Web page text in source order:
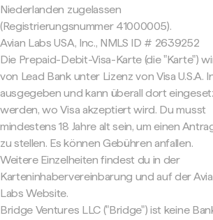
Niederlanden zugelassen
(Registrierungsnummer 41000005).
Avian Labs USA, Inc., NMLS ID # 2639252
Die Prepaid-Debit-Visa-Karte (die "Karte")
von Lead Bank unter Lizenz von Visa U.S.A.
ausgegeben und kann überall dort
werden, wo Visa akzeptiert wird. Du musst
mindestens 18 Jahre alt sein, um einen
zu stellen. Es können Gebühren anfallen.
Weitere Einzelheiten findest du in der
Karteninhabervereinbarung und auf der
Labs Website.
Bridge Ventures LLC ("Bridge") ist keine